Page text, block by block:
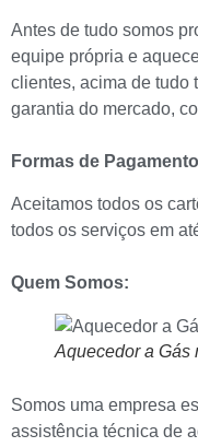
Antes de tudo somos
equipe própria e
clientes, acima de tudo
garantia do mercado,
Formas de
Aceitamos todos os
todos os serviços em
Quem Somos:
Aquecedor a Gás
Somos uma empresa
assistência técnica de